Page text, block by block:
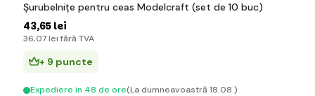
Șurubelnițe pentru ceas Modelcraft (set de 10 buc)
43,65 lei
36,07 lei fără TVA
+ 9 puncte
Expediere in 48 de ore(La dumneavoastră 18.08.)